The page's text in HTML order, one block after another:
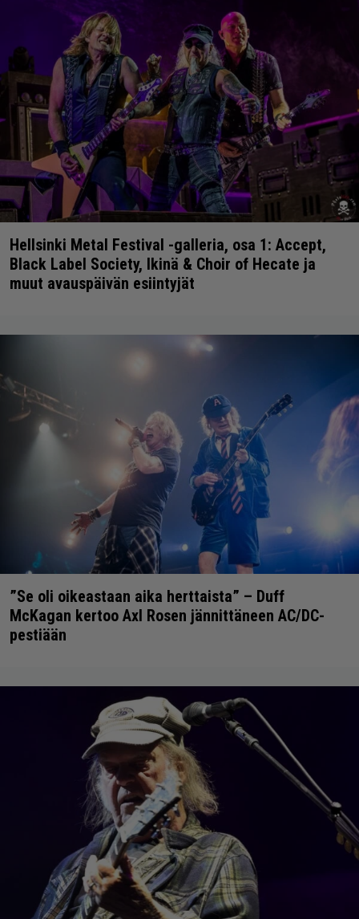
Hellsinki Metal Festival -galleria, osa 1: Accept,
Black Label Society, Ikinä & Choir of Hecate ja
muut avauspäivän esiintyjät
”Se oli oikeastaan aika herttaista” – Duff
McKagan kertoo Axl Rosen jännittäneen AC/DC-
pestiään